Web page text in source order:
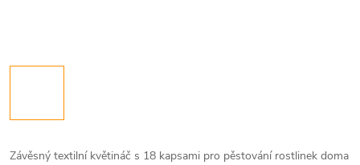
Závěsný textilní květináč s 18 kapsami pro pěstování rostlinek doma